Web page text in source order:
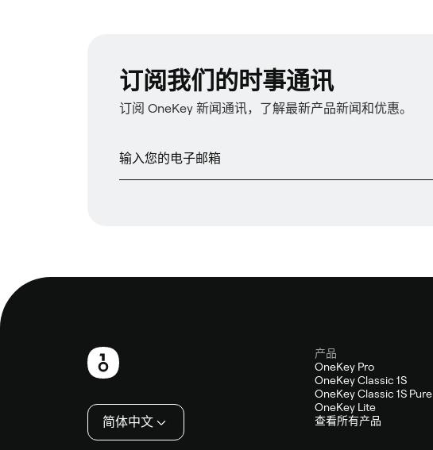
订阅我们的时事通讯
订阅 OneKey 新闻通讯，了解最新产品新闻和优惠。
简体中文
产品
OneKey Pro
OneKey Classic 1S
OneKey Classic 1S Pure
OneKey Lite
查看所有产品